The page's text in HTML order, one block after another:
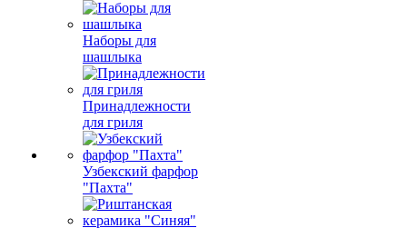
Наборы для
шашлыка
Принадлежности
для гриля
Узбекский фарфор
"Пахта"